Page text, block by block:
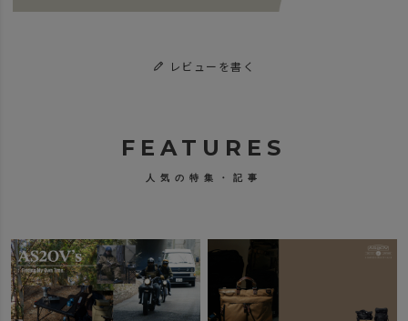
レビューを書く
FEATURES
人気の特集・記事